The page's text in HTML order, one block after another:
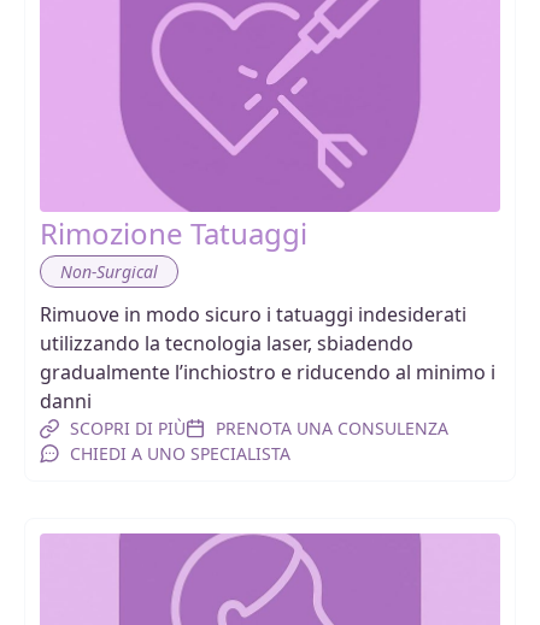
Rimozione Tatuaggi
Non-Surgical
Rimuove in modo sicuro i tatuaggi indesiderati
utilizzando la tecnologia laser, sbiadendo
gradualmente l’inchiostro e riducendo al minimo i
danni
SCOPRI DI PIÙ
PRENOTA UNA CONSULENZA
CHIEDI A UNO SPECIALISTA